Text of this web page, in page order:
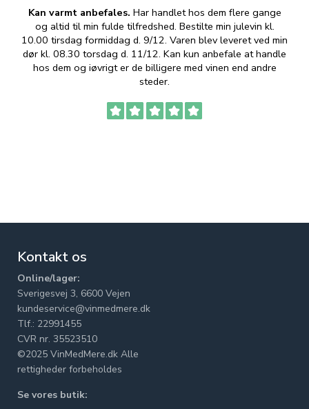
Kan varmt anbefales. Har handlet hos dem flere gange
og altid til min fulde tilfredshed. Bestilte min julevin kl.
10.00 tirsdag formiddag d. 9/12. Varen blev leveret ved min
dør kl. 08.30 torsdag d. 11/12. Kan kun anbefale at handle
hos dem og iøvrigt er de billigere med vinen end andre
steder.
Kontakt os
Online/lager:
Sverigesvej 3, 6600 Vejen
kundeservice@vinmedmere.dk
Tlf.: 22991455
CVR nr. 35523510
©2025 VinMedMere.dk Alle
rettigheder forbeholdes
Se vores butik: